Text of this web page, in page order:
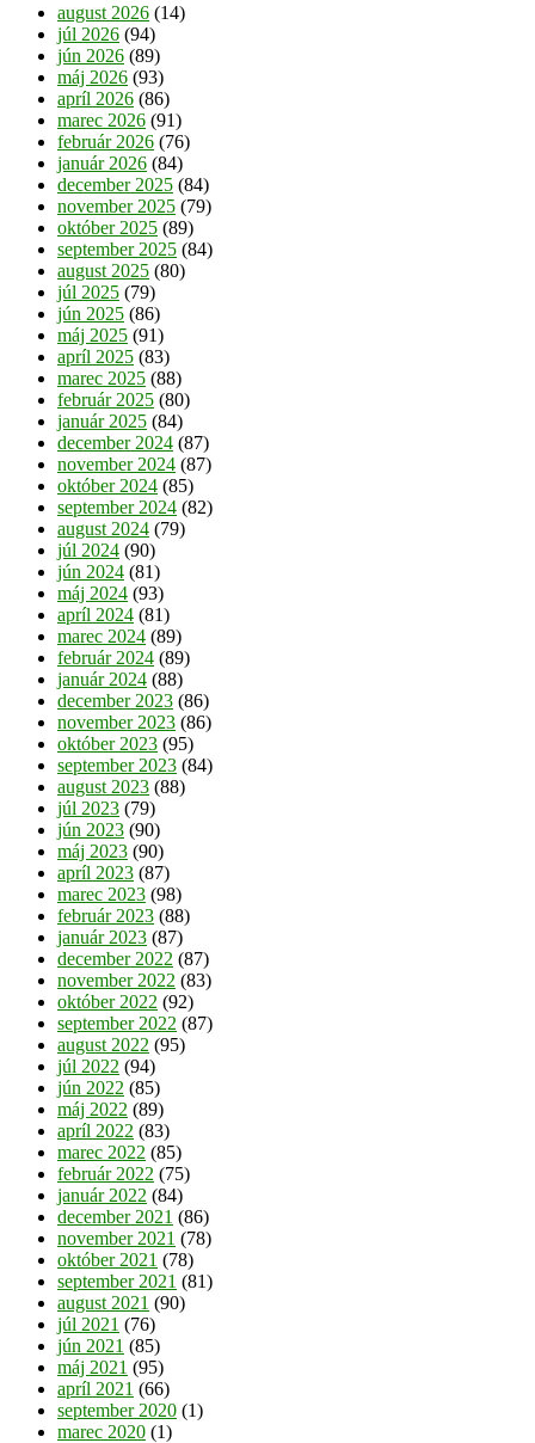
august 2026 (14)
júl 2026 (94)
jún 2026 (89)
máj 2026 (93)
apríl 2026 (86)
marec 2026 (91)
február 2026 (76)
január 2026 (84)
december 2025 (84)
november 2025 (79)
október 2025 (89)
september 2025 (84)
august 2025 (80)
júl 2025 (79)
jún 2025 (86)
máj 2025 (91)
apríl 2025 (83)
marec 2025 (88)
február 2025 (80)
január 2025 (84)
december 2024 (87)
november 2024 (87)
október 2024 (85)
september 2024 (82)
august 2024 (79)
júl 2024 (90)
jún 2024 (81)
máj 2024 (93)
apríl 2024 (81)
marec 2024 (89)
február 2024 (89)
január 2024 (88)
december 2023 (86)
november 2023 (86)
október 2023 (95)
september 2023 (84)
august 2023 (88)
júl 2023 (79)
jún 2023 (90)
máj 2023 (90)
apríl 2023 (87)
marec 2023 (98)
február 2023 (88)
január 2023 (87)
december 2022 (87)
november 2022 (83)
október 2022 (92)
september 2022 (87)
august 2022 (95)
júl 2022 (94)
jún 2022 (85)
máj 2022 (89)
apríl 2022 (83)
marec 2022 (85)
február 2022 (75)
január 2022 (84)
december 2021 (86)
november 2021 (78)
október 2021 (78)
september 2021 (81)
august 2021 (90)
júl 2021 (76)
jún 2021 (85)
máj 2021 (95)
apríl 2021 (66)
september 2020 (1)
marec 2020 (1)